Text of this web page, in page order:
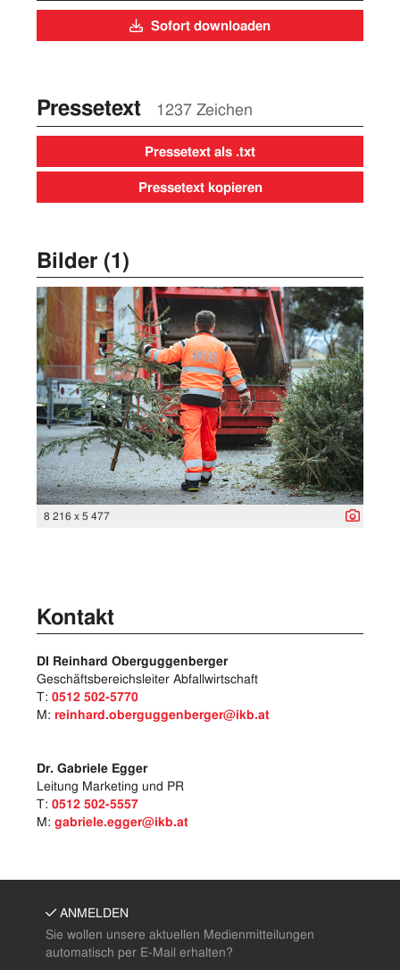
Sofort downloaden
Pressetext 1237 Zeichen
Pressetext als .txt
Pressetext kopieren
Bilder (1)
8 216 x 5 477
Kontakt
DI Reinhard Oberguggenberger
Geschäftsbereichsleiter Abfallwirtschaft
T: 0512 502-5770
M: reinhard.oberguggenberger@ikb.at
Dr. Gabriele Egger
Leitung Marketing und PR
T: 0512 502-5557
M: gabriele.egger@ikb.at
ANMELDEN
Sie wollen unsere aktuellen Medienmitteilungen
automatisch per E-Mail erhalten?